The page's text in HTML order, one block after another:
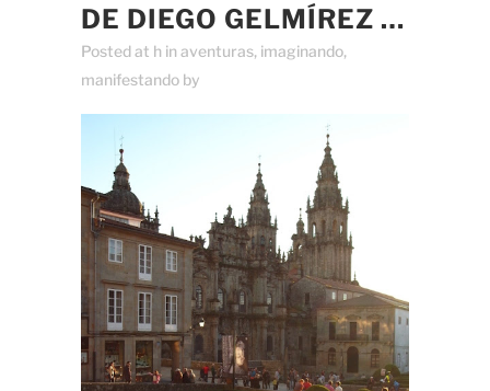
DE DIEGO GELMÍREZ …
Posted at h in aventuras, imaginando,
manifestando by